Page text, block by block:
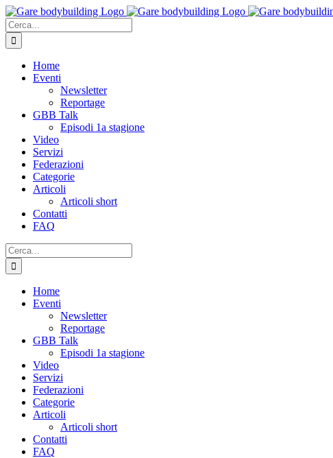
Salta
al
contenuto
Cerca
per:
Home
Eventi
Newsletter
Reportage
GBB Talk
Episodi 1a stagione
Video
Servizi
Federazioni
Categorie
Articoli
Articoli short
Contatti
FAQ
Cerca
per:
Home
Eventi
Newsletter
Reportage
GBB Talk
Episodi 1a stagione
Video
Servizi
Federazioni
Categorie
Articoli
Articoli short
Contatti
FAQ